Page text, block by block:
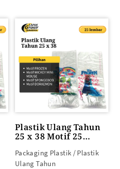
Plastik Ulang Tahun
25 x 38 Motif 25
Packaging Plastik / Plastik
Ulang Tahun